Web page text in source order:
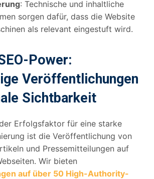
: Technische und inhaltliche
sorgen dafür, dass die Website
als relevant eingestuft wird.
Power:
Veröffentlichungen
Sichtbarkeit
Erfolgsfaktor für eine starke
ist die Veröffentlichung von
und Pressemitteilungen auf
Wir bieten
auf über 50 High-Authority-